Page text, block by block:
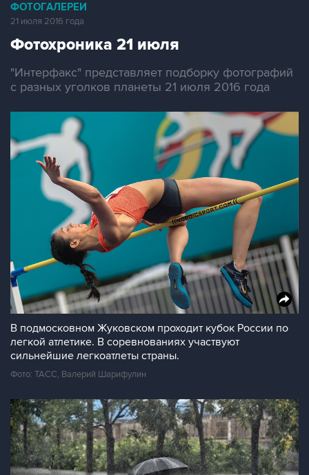
ФОТОГАЛЕРЕИ
21 июля 2016 года
Фотохроника 21 июля
"Интерфакс" представляет подборку фотографий
с разных уголков планеты 21 июля 2016 года
В подмосковном Жуковском проходит кубок России по
легкой атлетике. В соревнованиях участвуют
сильнейшие легкоатлеты страны.
Фото: ТАСС, Валерий Шарифулин